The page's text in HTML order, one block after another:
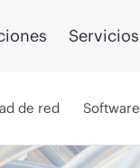
Servicios
de red Software